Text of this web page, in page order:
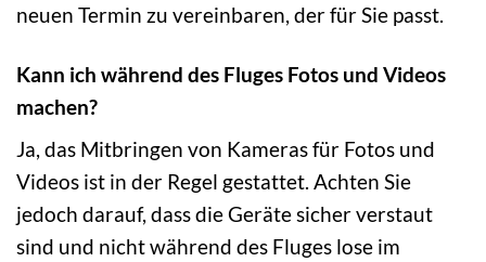
neuen Termin zu vereinbaren, der für Sie passt.
Kann ich während des Fluges Fotos und Videos
machen?
Ja, das Mitbringen von Kameras für Fotos und
Videos ist in der Regel gestattet. Achten Sie
jedoch darauf, dass die Geräte sicher verstaut
sind und nicht während des Fluges lose im